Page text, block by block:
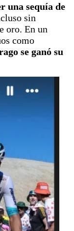
una sequía de
sin
oro. En un
como
se ganó su